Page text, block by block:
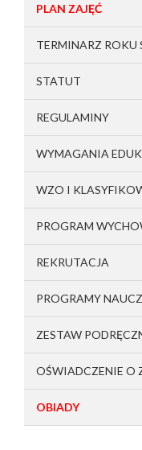
PLAN ZAJĘĆ
TERMINARZ ROKU
STATUT
REGULAMINY
WYMAGANIA
WZO I
PROGRAM
REKRUTACJA
PROGRAMY
ZESTAW
OŚWIADCZENIE O
OBIADY